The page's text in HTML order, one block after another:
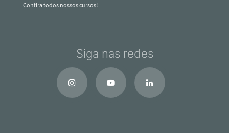
Confira todos nossos cursos!
Siga nas redes